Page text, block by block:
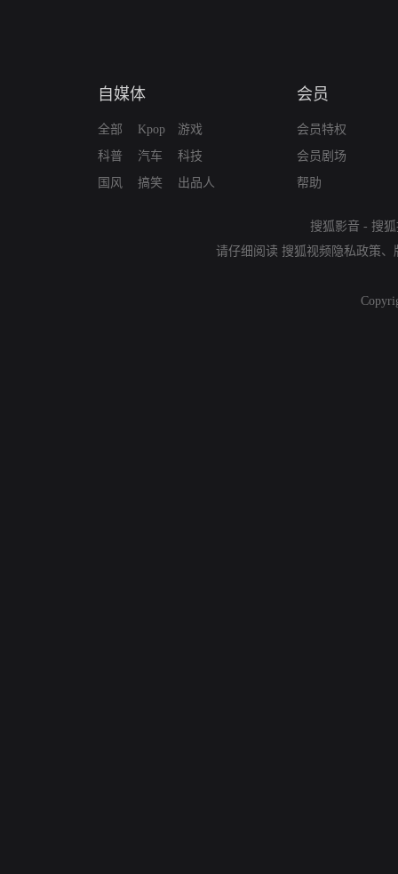
自媒体
全部
科普
国风
Kpop
汽车
搞笑
游戏
科技
出品人
会员
会员特权
会员剧场
帮助
搜狐影音 - 搜
请仔细阅读 搜狐视频隐私政策、